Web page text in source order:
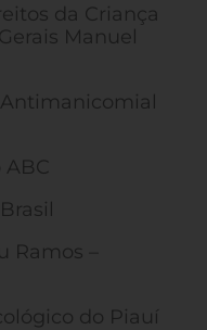
da Criança
Manuel
–
do Piauí